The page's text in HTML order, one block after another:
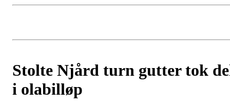
Stolte Njård turn gutter tok
i olabilløp